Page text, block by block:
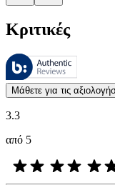
Κριτικές
Αυτές οι κριτικές
Οι απόψεις των
Μάθετε για τις
3.3
από 5